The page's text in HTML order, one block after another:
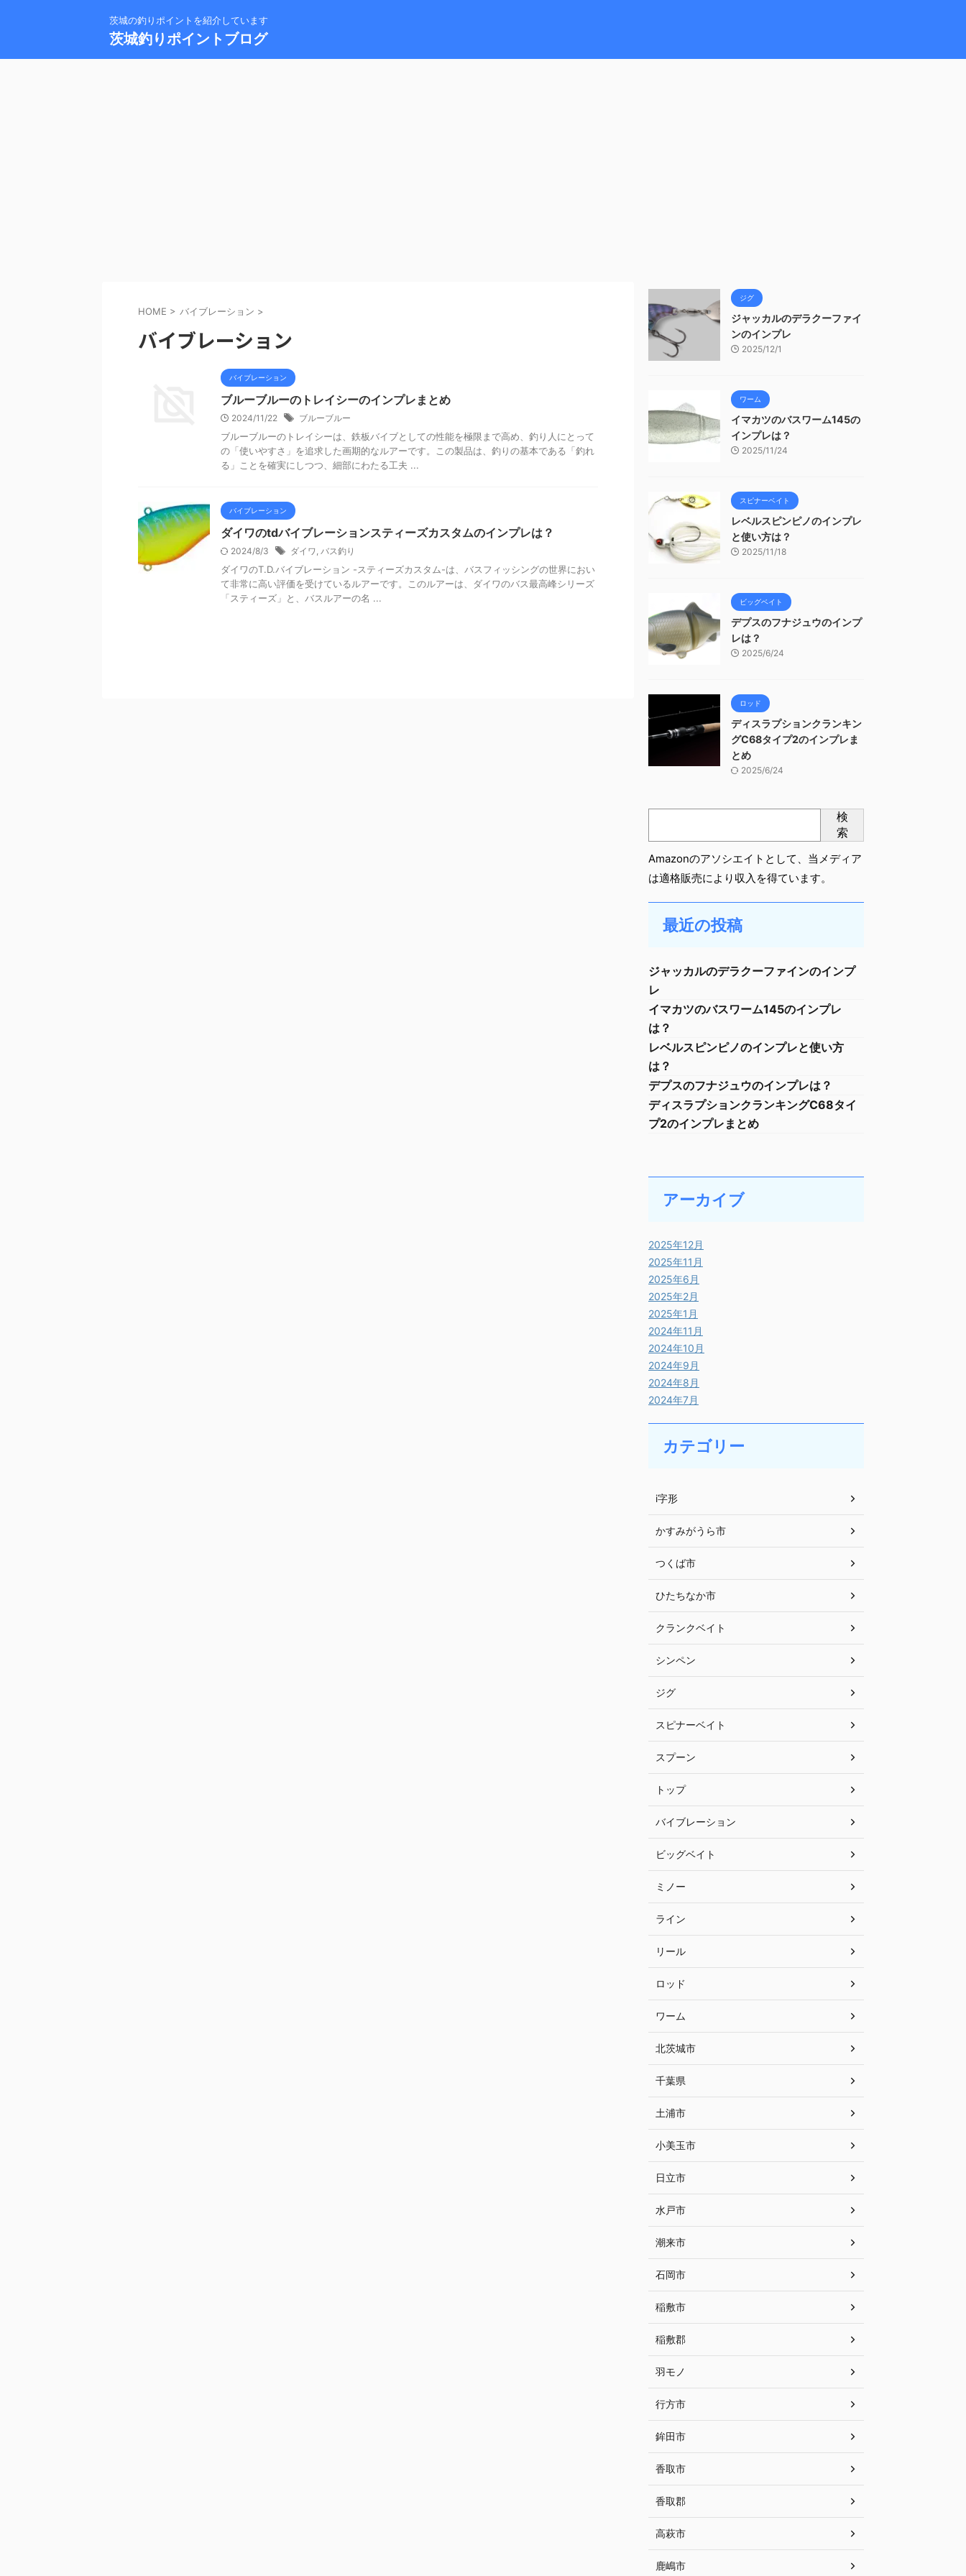
茨城の釣りポイントを紹介しています
茨城釣りポイントブログ
HOME > バイブレーション >
バイブレーション
バイブレーション
ブルーブルーのトレイシーのインプレまとめ
2024/11/22 ブルーブルー
ブルーブルーのトレイシーは、鉄板バイブとしての性能を極限まで高め、釣り人にとって
の「使いやすさ」を追求した画期的なルアーです。この製品は、釣りの基本である「釣れ
る」ことを確実にしつつ、細部にわたる工夫 ...
バイブレーション
ダイワのtdバイブレーションスティーズカスタムのインプレは？
2024/8/3 ダイワ, バス釣り
ダイワのT.D.バイブレーション -スティーズカスタム-は、バスフィッシングの世界におい
て非常に高い評価を受けているルアーです。このルアーは、ダイワのバス最高峰シリーズ
「スティーズ」と、バスルアーの名 ...
ジグ
ジャッカルのデラクーファイ
ンのインプレ
2025/12/1
ワーム
イマカツのバスワーム145の
インプレは？
2025/11/24
スピナーベイト
レベルスピンピノのインプレ
と使い方は？
2025/11/18
ビッグベイト
デプスのフナジュウのインプ
レは？
2025/6/24
ロッド
ディスラプションクランキン
グC68タイプ2のインプレま
とめ
2025/6/24
検
索
Amazonのアソシエイトとして、当メディア
は適格販売により収入を得ています。
最近の投稿
ジャッカルのデラクーファインのインプ
レ
イマカツのバスワーム145のインプレ
は？
レベルスピンピノのインプレと使い方
は？
デプスのフナジュウのインプレは？
ディスラプションクランキングC68タイ
プ2のインプレまとめ
アーカイブ
2025年12月
2025年11月
2025年6月
2025年2月
2025年1月
2024年11月
2024年10月
2024年9月
2024年8月
2024年7月
カテゴリー
i字形
かすみがうら市
つくば市
ひたちなか市
クランクベイト
シンペン
ジグ
スピナーベイト
スプーン
トップ
バイブレーション
ビッグベイト
ミノー
ライン
リール
ロッド
ワーム
北茨城市
千葉県
土浦市
小美玉市
日立市
水戸市
潮来市
石岡市
稲敷市
稲敷郡
羽モノ
行方市
鉾田市
香取市
香取郡
高萩市
鹿嶋市